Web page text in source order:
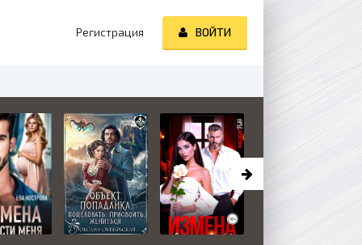
Регистрация ВОЙТИ